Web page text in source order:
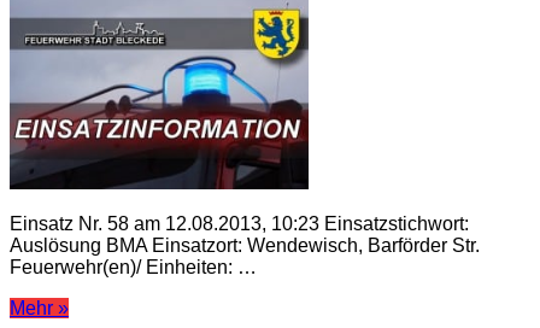
Einsatz Nr. 58 am 12.08.2013, 10:23 Einsatzstichwort:
Auslösung BMA Einsatzort: Wendewisch, Barförder Str.
Feuerwehr(en)/ Einheiten: …
Mehr »